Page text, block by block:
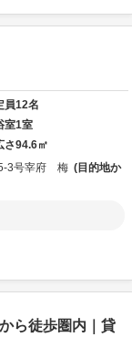
員12名
室1室
さ94.6㎡
3号宰府 梅
目的地か
ら徒歩圏内｜貸